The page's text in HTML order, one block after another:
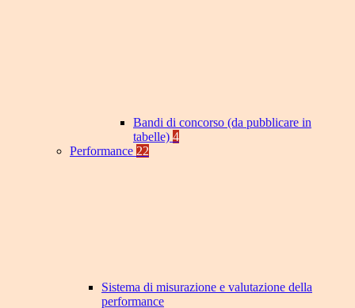
Bandi di concorso (da pubblicare in
tabelle) 4
Performance 22
Sistema di misurazione e valutazione della
performance